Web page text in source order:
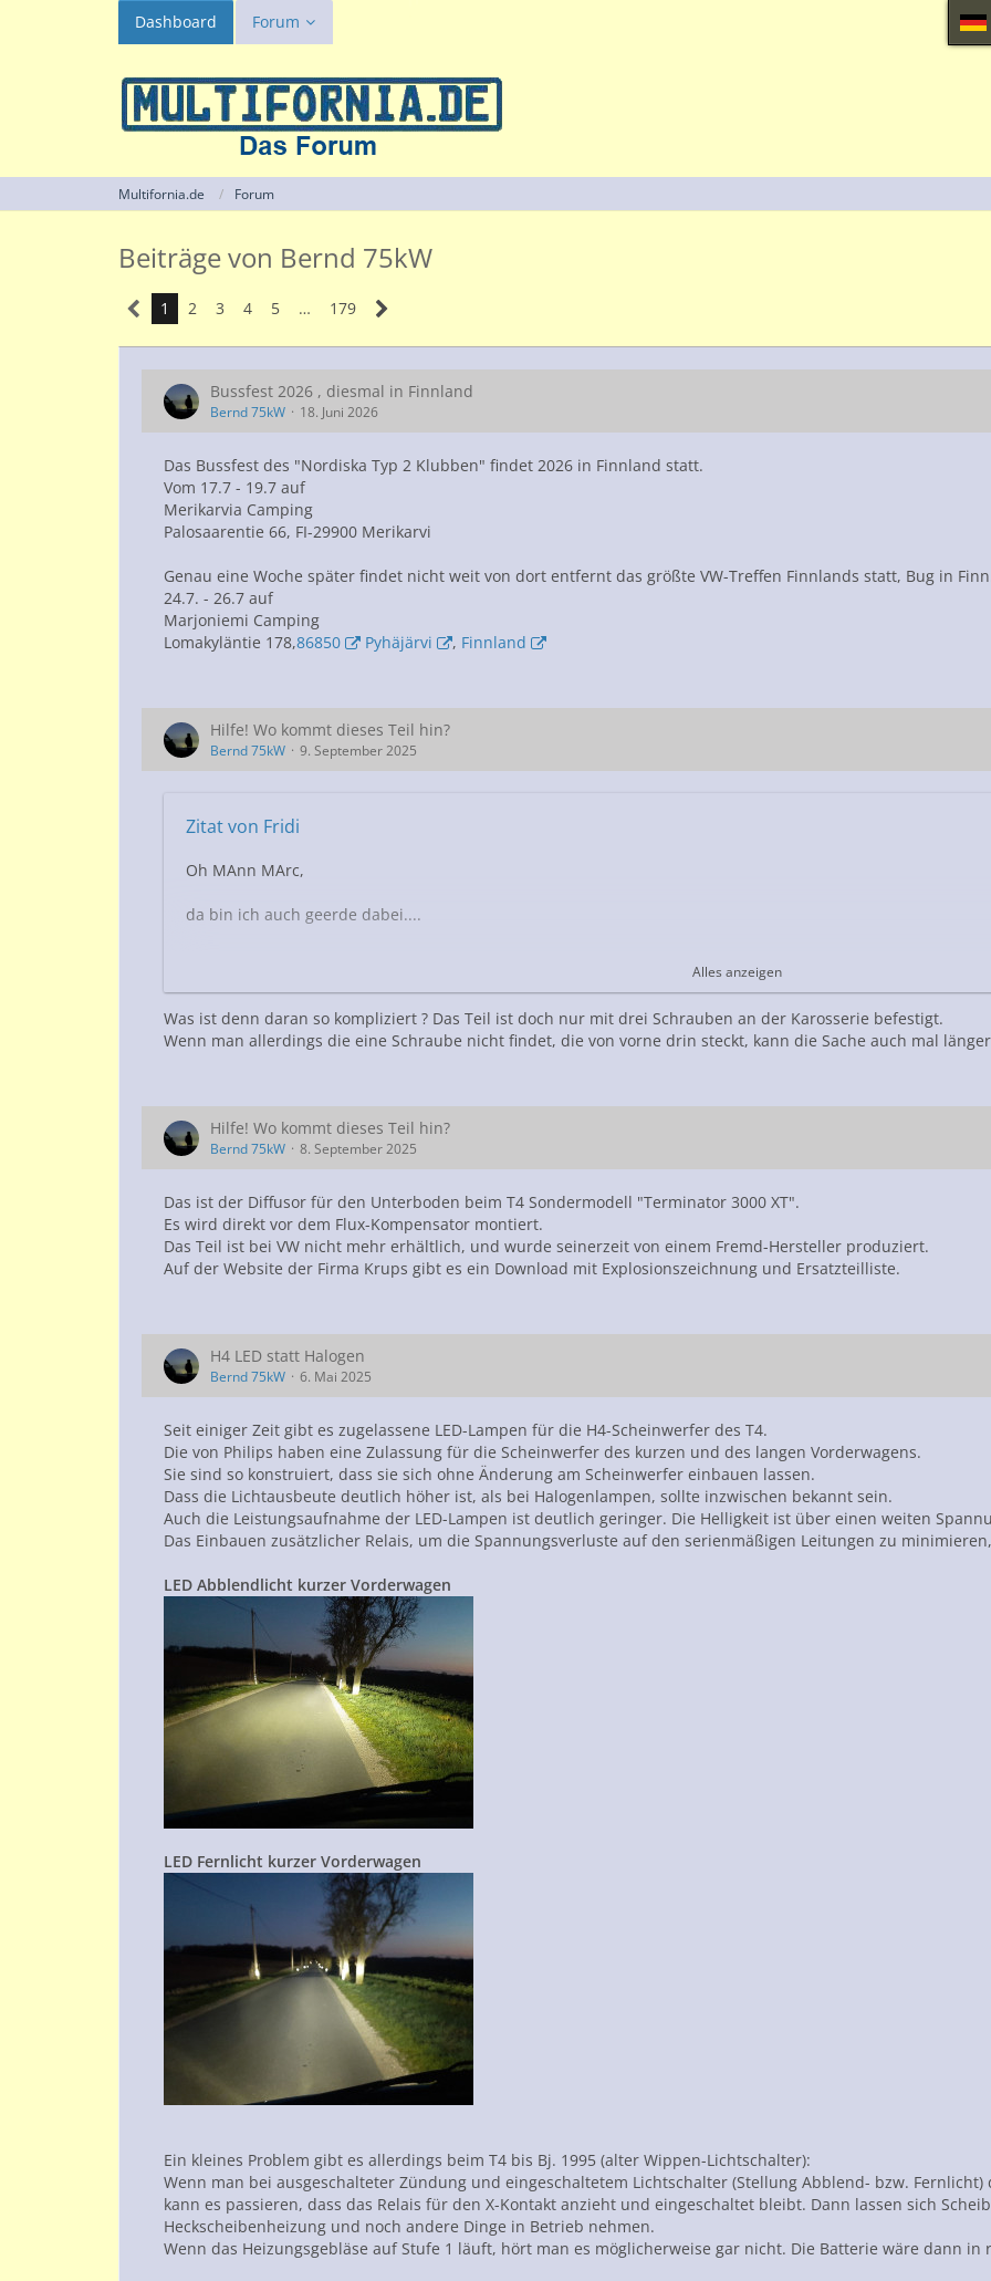
Dashboard Forum
Multifornia.de Forum
Beiträge von Bernd 75kW
1 2 3 4 5 … 179
Bussfest 2026 , diesmal in Finnland
Bernd 75kW 18. Juni 2026
Das Bussfest des "Nordiska Typ 2 Klubben" findet 2026 in Finnland statt.
Vom 17.7 - 19.7 auf
Merikarvia Camping
Palosaarentie 66, FI-29900 Merikarvi
Genau eine Woche später findet nicht weit von dort entfernt das größte VW-Treffen Finnlands statt, Bug in
24.7. - 26.7 auf
Marjoniemi Camping
Lomakyläntie 178,86850 Pyhäjärvi , Finnland
Hilfe! Wo kommt dieses Teil hin?
Bernd 75kW 9. September 2025
Zitat von Fridi
Oh MAnn MArc,
da bin ich auch geerde dabei....
Ich habe den Querträger mit dem Ausschnitt für das Doppeldinradio, da kommt man nicht an die beiden
Jetzt beim Wiedereinbau ist noch blöder die vordere davon wieder in ihr Gewinde gesetzt zu bekommen....
Alles anzeigen
Was ist denn daran so kompliziert ? Das Teil ist doch nur mit drei Schrauben an der Karosserie befestigt.
Wenn man allerdings die eine Schraube nicht findet, die von vorne drin steckt, kann die Sache auch mal
Hilfe! Wo kommt dieses Teil hin?
Bernd 75kW 8. September 2025
Das ist der Diffusor für den Unterboden beim T4 Sondermodell "Terminator 3000 XT".
Es wird direkt vor dem Flux-Kompensator montiert.
Das Teil ist bei VW nicht mehr erhältlich, und wurde seinerzeit von einem Fremd-Hersteller produziert.
Auf der Website der Firma Krups gibt es ein Download mit Explosionszeichnung und Ersatzteilliste.
H4 LED statt Halogen
Bernd 75kW 6. Mai 2025
Seit einiger Zeit gibt es zugelassene LED-Lampen für die H4-Scheinwerfer des T4.
Die von Philips haben eine Zulassung für die Scheinwerfer des kurzen und des langen Vorderwagens.
Sie sind so konstruiert, dass sie sich ohne Änderung am Scheinwerfer einbauen lassen.
Dass die Lichtausbeute deutlich höher ist, als bei Halogenlampen, sollte inzwischen bekannt sein.
Auch die Leistungsaufnahme der LED-Lampen ist deutlich geringer. Die Helligkeit ist über einen weiten
Das Einbauen zusätzlicher Relais, um die Spannungsverluste auf den serienmäßigen Leitungen zu
LED Abblendlicht kurzer Vorderwagen
LED Fernlicht kurzer Vorderwagen
Ein kleines Problem gibt es allerdings beim T4 bis Bj. 1995 (alter Wippen-Lichtschalter):
Wenn man bei ausgeschalteter Zündung und eingeschaltetem Lichtschalter (Stellung Abblend- bzw.
kann es passieren, dass das Relais für den X-Kontakt anzieht und eingeschaltet bleibt. Dann lassen sich
Heckscheibenheizung und noch andere Dinge in Betrieb nehmen.
Wenn das Heizungsgebläse auf Stufe 1 läuft, hört man es möglicherweise gar nicht. Die Batterie wäre dann in